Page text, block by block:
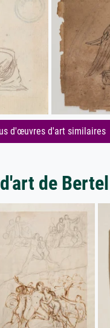
d'œuvres d'art similaires
de